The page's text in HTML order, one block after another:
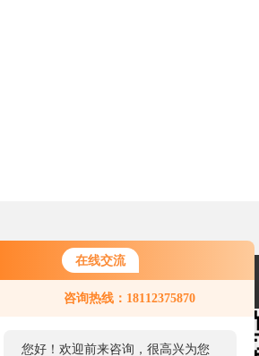
在线交流
咨询热线：18112375870
服务，请问您要咨询什么问题呢？
您好，看您停留很久了，是否找到